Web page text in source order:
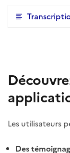
Les utilisateurs
Des